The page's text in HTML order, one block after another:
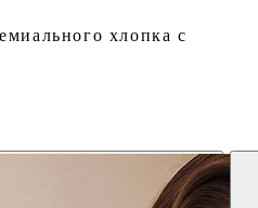
хлопка с